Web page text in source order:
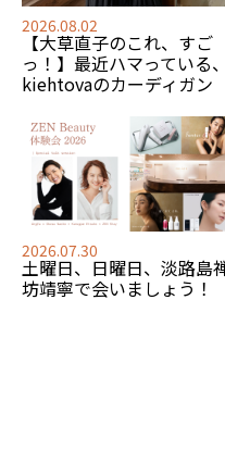
2026.08.02
【大草直子のこれ、すご
っ！】最近ハマっている、
kiehtovaのカーディガン
2026.07.30
土曜日、日曜日、淡路島
坊靖寧で会いましょう！